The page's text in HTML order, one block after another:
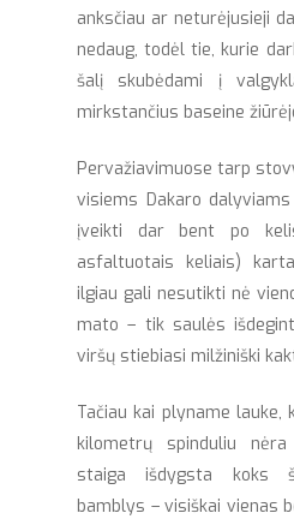
anksčiau ar neturėjusieji
nedaug, todėl tie, kurie
šalį skubėdami į
mirkstančius baseine
Pervažiavimuose tarp
visiems Dakaro
įveikti dar bent po
asfaltuotais keliais)
ilgiau gali nesutikti nė
mato – tik saulės
viršų stiebiasi milžiniški
Tačiau kai plyname lauke,
kilometrų spinduliu
staiga išdygsta koks
bamblys – visiškai vienas